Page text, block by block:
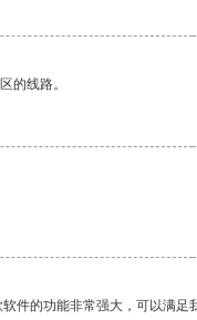
的线路。
件的功能非常强大，可以满足